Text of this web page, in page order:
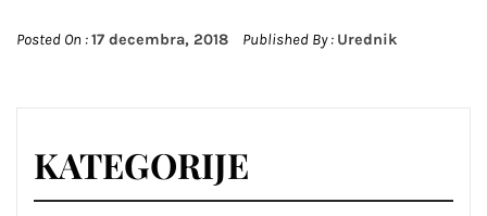
Posted On :17 decembra, 2018 Published By : Urednik
KATEGORIJE